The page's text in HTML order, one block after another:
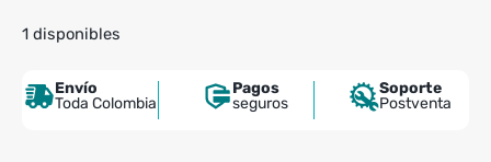
1 disponibles
Envío
Toda Colombia
Pagos
seguros
Soporte
Postventa